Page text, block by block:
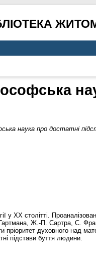
наука про достатні
у ХХ столітті.
Ж.-П. Сартра, С.
пріоритет духовного над
підстави буття людини.